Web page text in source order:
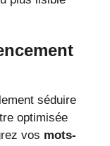
séduire
optimisée
vos mots-